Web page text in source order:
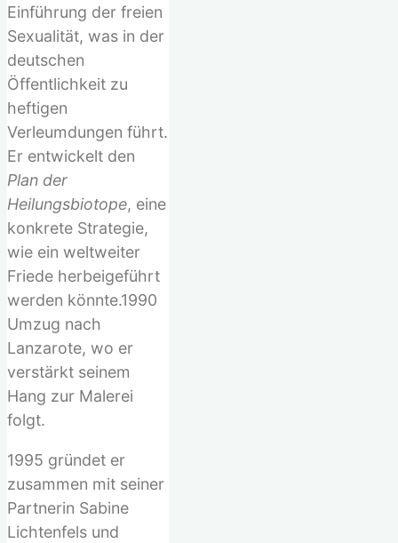
Einführung der freien
Sexualität, was in der
deutschen
Öffentlichkeit zu
heftigen
Verleumdungen führt.
Er entwickelt den
Plan der
Heilungsbiotope, eine
konkrete Strategie,
wie ein weltweiter
Friede herbeigeführt
werden könnte.1990
Umzug nach
Lanzarote, wo er
verstärkt seinem
Hang zur Malerei
folgt.
1995 gründet er
zusammen mit seiner
Partnerin Sabine
Lichtenfels und